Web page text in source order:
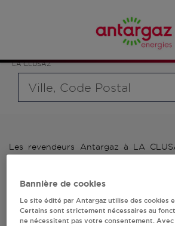
LA CLUSAZ
bouteille souhaité et le type de point
distributeur automatique de bouteilles
carburant)
Les revendeurs Antargaz à LA
revendeurs Antargaz à LA CLUSAZ,
bouteilles de gaz.
Bannière de cookies
Le site édité par Antargaz utilise des cookies
Certains sont strictement nécessaires au
ne nécessitent pas votre consentement.